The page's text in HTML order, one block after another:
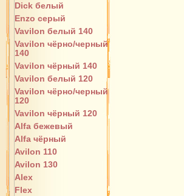
Dick белый
Enzo серый
Vavilon белый 140
Vavilon чёрно/черный
140
Vavilon чёрный 140
Vavilon белый 120
Vavilon чёрно/черный
120
Vavilon чёрный 120
Alfa бежевый
Alfa чёрный
Avilon 110
Avilon 130
Alex
Flex